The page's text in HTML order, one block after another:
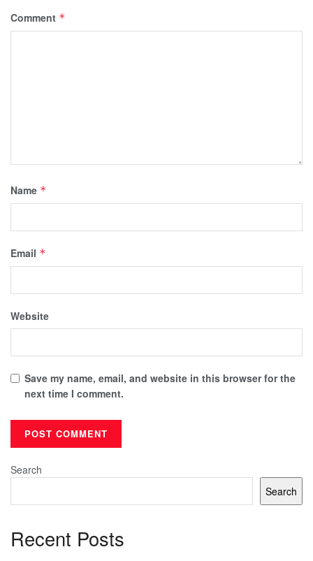
Comment *
Name *
Email *
Website
Save my name, email, and website in this browser for the
next time I comment.
Search
Search
Recent Posts